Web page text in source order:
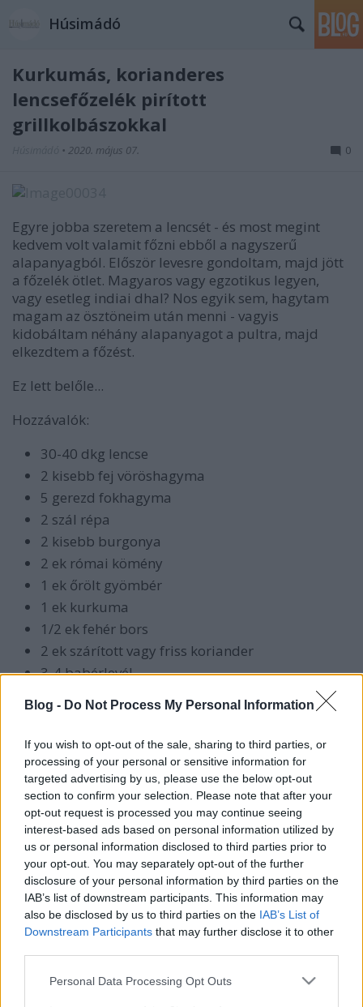
Blog - Do Not Process My Personal Information
If you wish to opt-out of the sale, sharing to third parties, or
processing of your personal or sensitive information for
targeted advertising by us, please use the below opt-out
section to confirm your selection. Please note that after your
opt-out request is processed you may continue seeing
interest-based ads based on personal information utilized by
us or personal information disclosed to third parties prior to
your opt-out. You may separately opt-out of the further
disclosure of your personal information by third parties on the
IAB’s list of downstream participants. This information may
also be disclosed by us to third parties on the IAB’s List of
Downstream Participants that may further disclose it to other
Please note that this website/app uses one or more Google
Personal Data Processing Opt Outs
Húsimádó
Kurkumás, korianderes
lencsefőzelék pirított
grillkolbászokkal
• 2020. május 07. 0
Egyre jobba szeretem a lencsét - és most megint
kedvem volt valamit főzni ebből a nagyszerű
alapanyagból. Először levesre gondoltam, majd jött
a főzelék ötlet. Magyaros vagy egzotikus legyen,
vagy esetleg indiai dhal? Nos egyik sem, hagytam
magam az ösztöneim után menni - vagyis
kidobáltam néhány alapanyagot a pultra, majd
elkezdtem a főzést.
Ez lett belőle...
Hozzávalók:
30-40 dkg lencse
2 kisebb fej vöröshagyma
5 gerezd fokhagyma
2 szál répa
2 kisebb burgonya
2 ek római kömény
1 ek őrölt gyömbér
1 ek kurkuma
1/2 ek fehér bors
2 ek szárított vagy friss koriander
3-4 babérlevél
2-3 szál grillkolbász
só és bors, esetleg chili ízlés szerint
A lencsét beáztatjuk, majd néhány órán át hagyjuk a
víz alatt állni - nálam ez egy egész estére sikeredett,
de elég 2-3 óra is. A zöldségeket megpucoljuk,
megtisztítjuk, majd viszonylag kisebb méretűre
feldaraboljuk.
Egy lábasban olajat hevítünk, majd a római
köményt, a gyömbért és a kurkumát kicsit lepirítjuk.
a fűszeres olajba. Dinszteljük egy kicsit, majd